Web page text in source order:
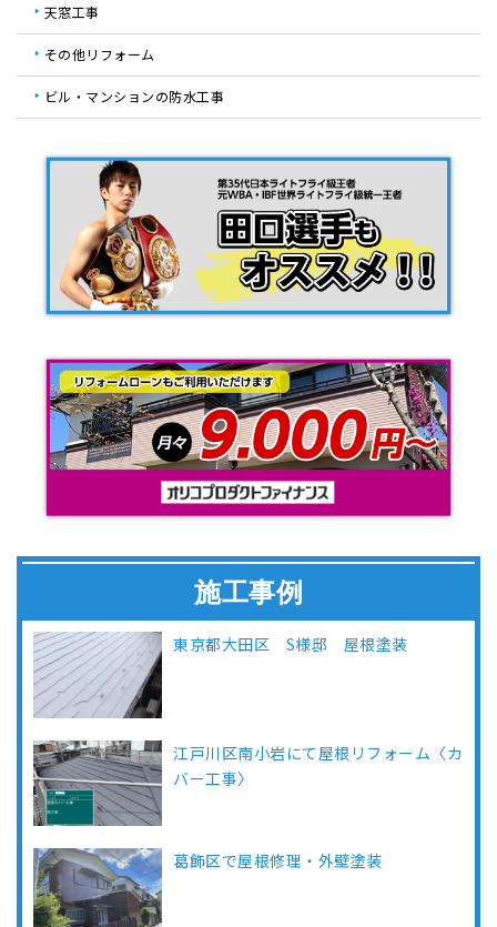
天窓工事
その他リフォーム
ビル・マンションの防水工事
施工事例
東京都大田区 S様邸 屋根塗装
江戸川区南小岩にて屋根リフォーム〈カ
バー工事〉
葛飾区で屋根修理・外壁塗装